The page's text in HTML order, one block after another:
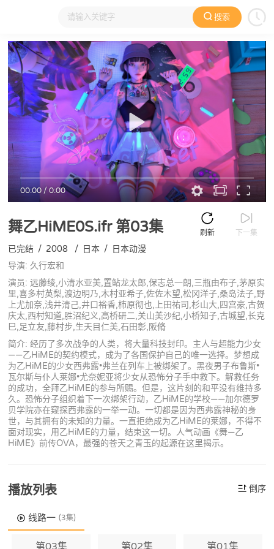
搜索
大家在看 日本动漫 国产动漫 欧美动漫 动漫电影
00:00/0:00
舞乙HiME0S.ifr第03集 下一集
刷新
已完结 / 2008 / 日本 / 日本动漫
导演: 久行宏和
演员: 远藤绫,小清水亚美,置鲇龙太郎,保志总一朗,三瓶由布子,茅原实
里,喜多村英梨,渡边明乃,木村亚希子,佐佐木望,松冈洋子,桑岛法子,野
上尤加奈,浅井清己,井口裕香,柿原彻也,上田祐司,杉山大,四宫豪,古贺
庆太,西村知道,胜沼纪义,高桥研二,关山美沙纪,小桥知子,古城望,长克
巳,足立友,藤村步,生天目仁美,石田彰,阪脩
简介: 经历了多次战争的人类，将大量科技封印。主人与超能力少女
——乙HiME的契约模式，成为了各国保护自己的唯一选择。梦想成
为乙HiME的少女西弗露•弗兰在列车上被绑架了。黑夜男子布鲁斯•
瓦尔斯与仆人莱娜•尤奈妮亚将少女从恐怖分子手中救下。解救任务
的成功，全拜乙HiME的参与所赐。但是，这片刻的和平没有维持多
久。恐怖分子组织着下一次绑架行动，乙HiME的学校——加尔德罗
贝学院亦在窥探西弗露的一举一动。一切都是因为西弗露神秘的身
世，与其拥有的未知的力量。一直拒绝成为乙HiME的莱娜，不得不
面对现实，用乙HiME的力量，结束这一切。人气动画《舞—乙
HiME》前传OVA，最强的苍天之青玉的起源在这里揭示。
播放列表 倒序
线路一 (3集)